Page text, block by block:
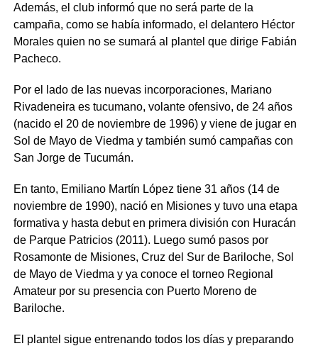
Además, el club informó que no será parte de la
campaña, como se había informado, el delantero Héctor
Morales quien no se sumará al plantel que dirige Fabián
Pacheco.
Por el lado de las nuevas incorporaciones, Mariano
Rivadeneira es tucumano, volante ofensivo, de 24 años
(nacido el 20 de noviembre de 1996) y viene de jugar en
Sol de Mayo de Viedma y también sumó campañas con
San Jorge de Tucumán.
En tanto, Emiliano Martín López tiene 31 años (14 de
noviembre de 1990), nació en Misiones y tuvo una etapa
formativa y hasta debut en primera división con Huracán
de Parque Patricios (2011). Luego sumó pasos por
Rosamonte de Misiones, Cruz del Sur de Bariloche, Sol
de Mayo de Viedma y ya conoce el torneo Regional
Amateur por su presencia con Puerto Moreno de
Bariloche.
El plantel sigue entrenando todos los días y preparando